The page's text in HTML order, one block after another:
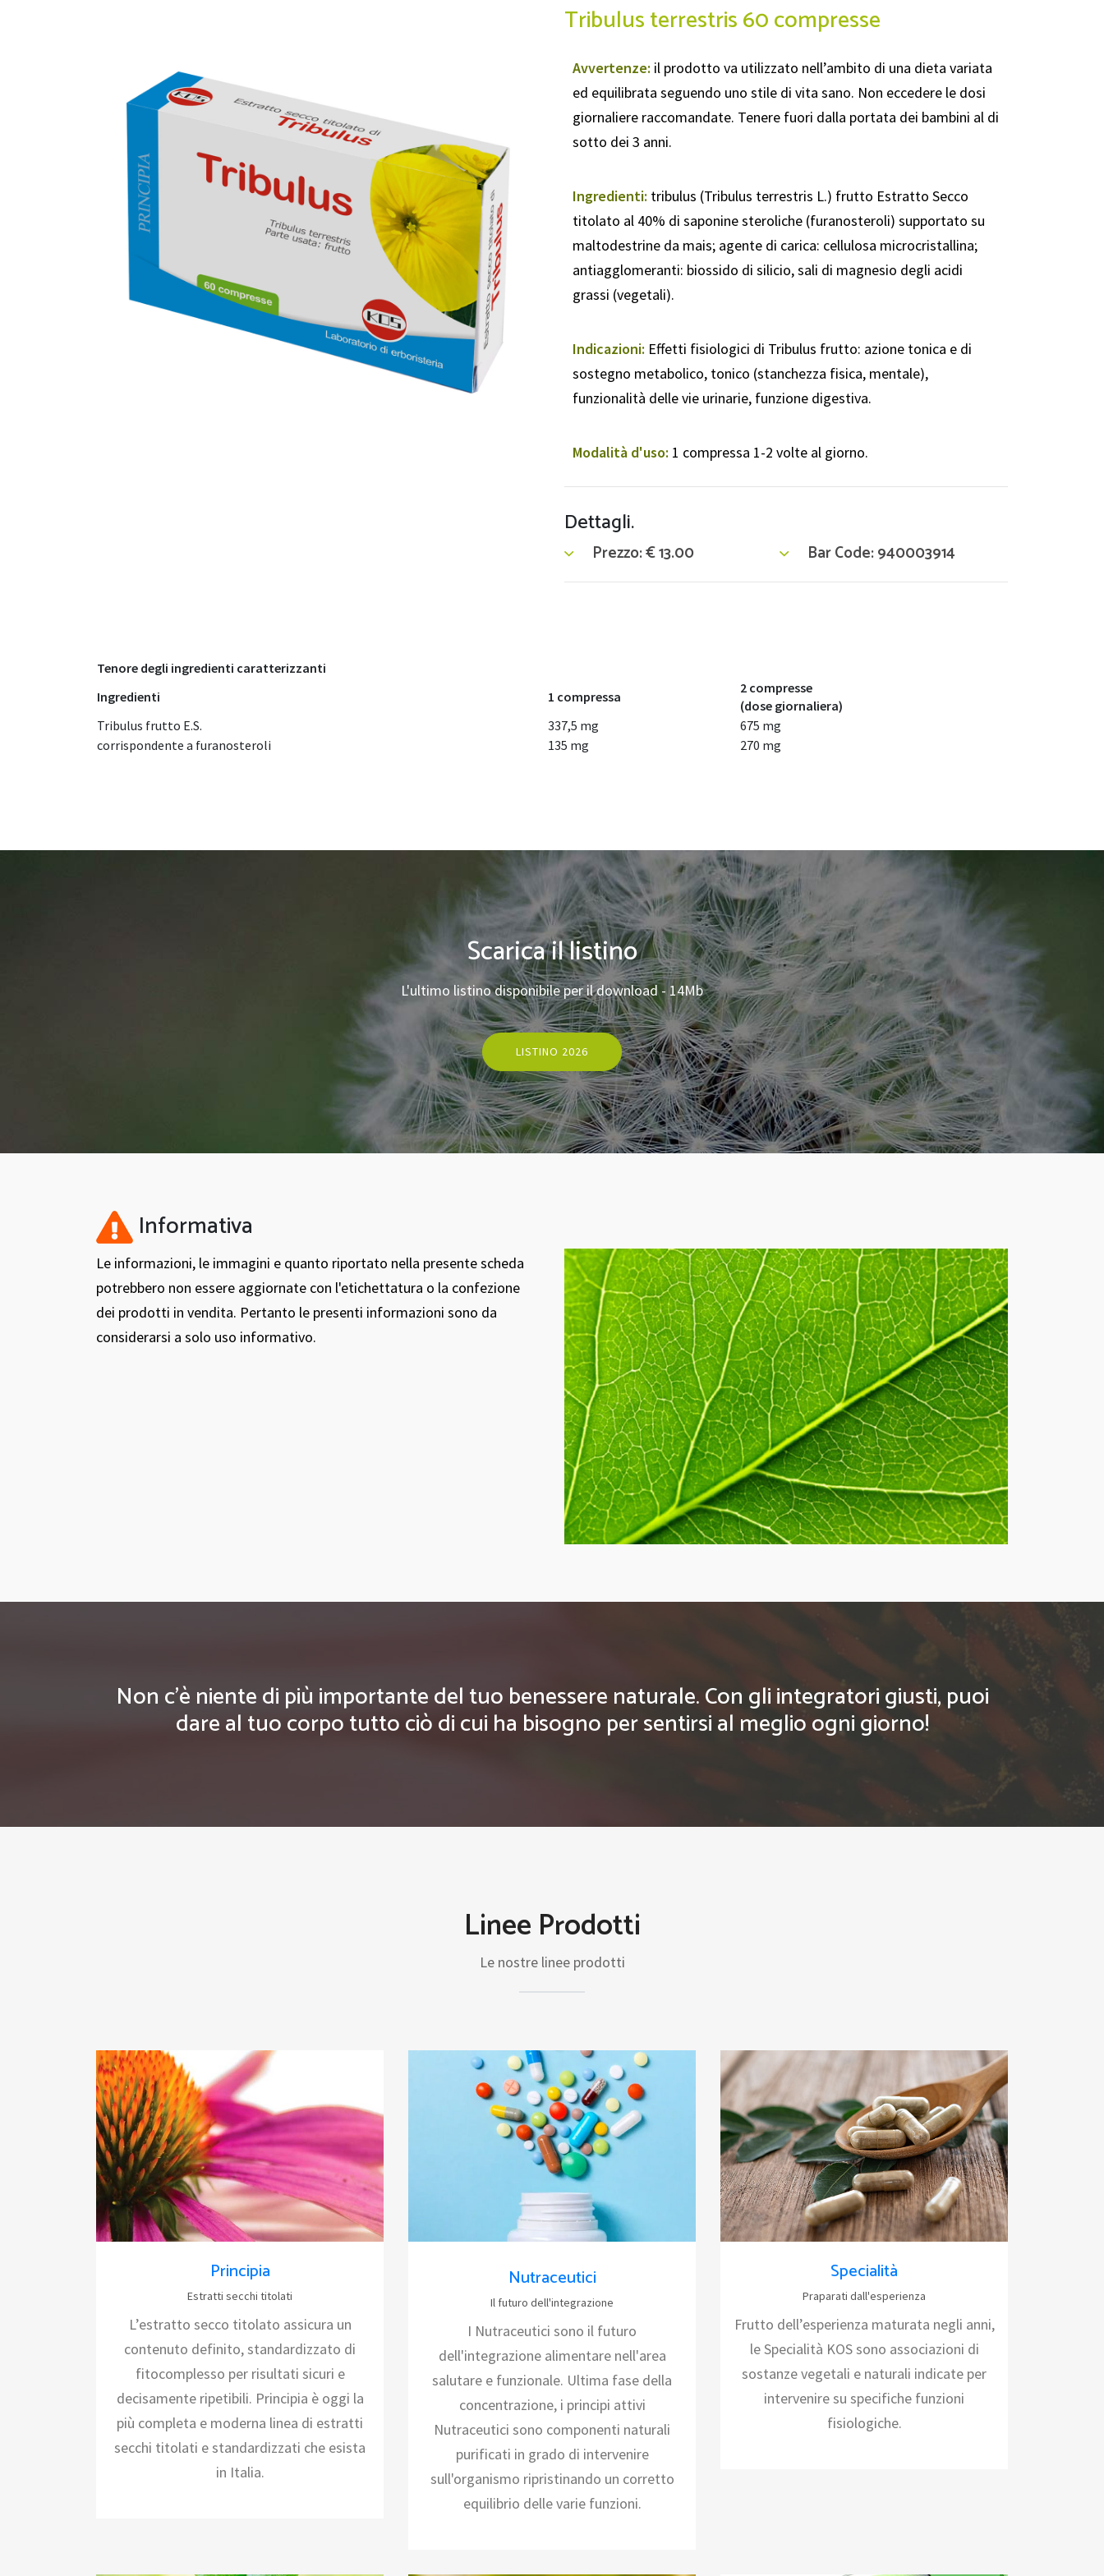
Tribulus terrestris 60 compresse
Avvertenze: il prodotto va utilizzato nell’ambito di una dieta variata
ed equilibrata seguendo uno stile di vita sano. Non eccedere le dosi
giornaliere raccomandate. Tenere fuori dalla portata dei bambini al di
sotto dei 3 anni.
Ingredienti: tribulus (Tribulus terrestris L.) frutto Estratto Secco
titolato al 40% di saponine steroliche (furanosteroli) supportato su
maltodestrine da mais; agente di carica: cellulosa microcristallina;
antiagglomeranti: biossido di silicio, sali di magnesio degli acidi
grassi (vegetali).
Indicazioni: Effetti fisiologici di Tribulus frutto: azione tonica e di
sostegno metabolico, tonico (stanchezza fisica, mentale),
funzionalità delle vie urinarie, funzione digestiva.
Modalità d'uso: 1 compressa 1-2 volte al giorno.
Dettagli.
Prezzo:€13.00 Bar Code: 940003914
Tenore degli ingredienti caratterizzanti
Ingredienti
1 compressa
2 compresse
(dose giornaliera)
Tribulus frutto E.S.
337,5 mg
675 mg
corrispondente a furanosteroli
135 mg 270 mg
Scarica il listino
L'ultimo listino disponibile per il download - 14Mb
LISTINO 2026
Informativa
Le informazioni, le immagini e quanto riportato nella presente scheda
potrebbero non essere aggiornate con l'etichettatura o la confezione
dei prodotti in vendita. Pertanto le presenti informazioni sono da
considerarsi a solo uso informativo.
Non c'è niente di più importante del tuo benessere naturale. Con gli integratori giusti, puoi
dare al tuo corpo tutto ciò di cui ha bisogno per sentirsi al meglio ogni giorno!
Linee Prodotti
Le nostre linee prodotti
Principia
Estratti secchi titolati
L’estratto secco titolato assicura un
contenuto definito, standardizzato di
fitocomplesso per risultati sicuri e
decisamente ripetibili. Principia è oggi la
più completa e moderna linea di estratti
secchi titolati e standardizzati che esista
in Italia.
Nutraceutici
Il futuro dell'integrazione
I Nutraceutici sono il futuro
dell'integrazione alimentare nell'area
salutare e funzionale. Ultima fase della
concentrazione, i principi attivi
Nutraceutici sono componenti naturali
purificati in grado di intervenire
sull'organismo ripristinando un corretto
equilibrio delle varie funzioni.
Specialità
Praparati dall'esperienza
Frutto dell’esperienza maturata negli anni,
le Specialità KOS sono associazioni di
sostanze vegetali e naturali indicate per
intervenire su specifiche funzioni
fisiologiche.